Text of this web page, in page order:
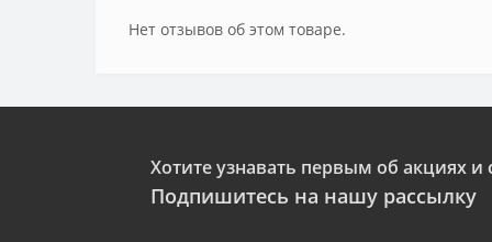
Нет отзывов об этом товаре.
Хотите узнавать первым об акциях и
Подпишитесь на нашу рассылку